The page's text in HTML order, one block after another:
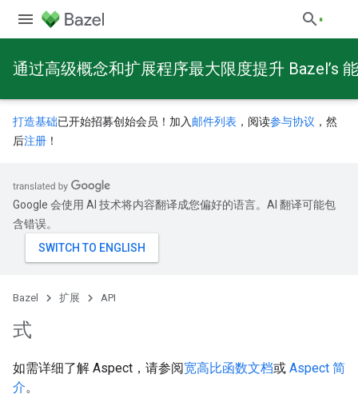
通过高级概念和扩展程序最大限度提升 Bazel’s
打造基础已开始招募创始会员！加入 邮件列表 ，阅读参与协议 ，然
后注册 ！
Google 会使用 AI 技术将内容翻译成您偏好的语言。AI 翻译可能包
含错误。
Bazel 扩展 API
式
如需详细了解 Aspect，请参阅宽高比函数文档或 Aspect 简
介。